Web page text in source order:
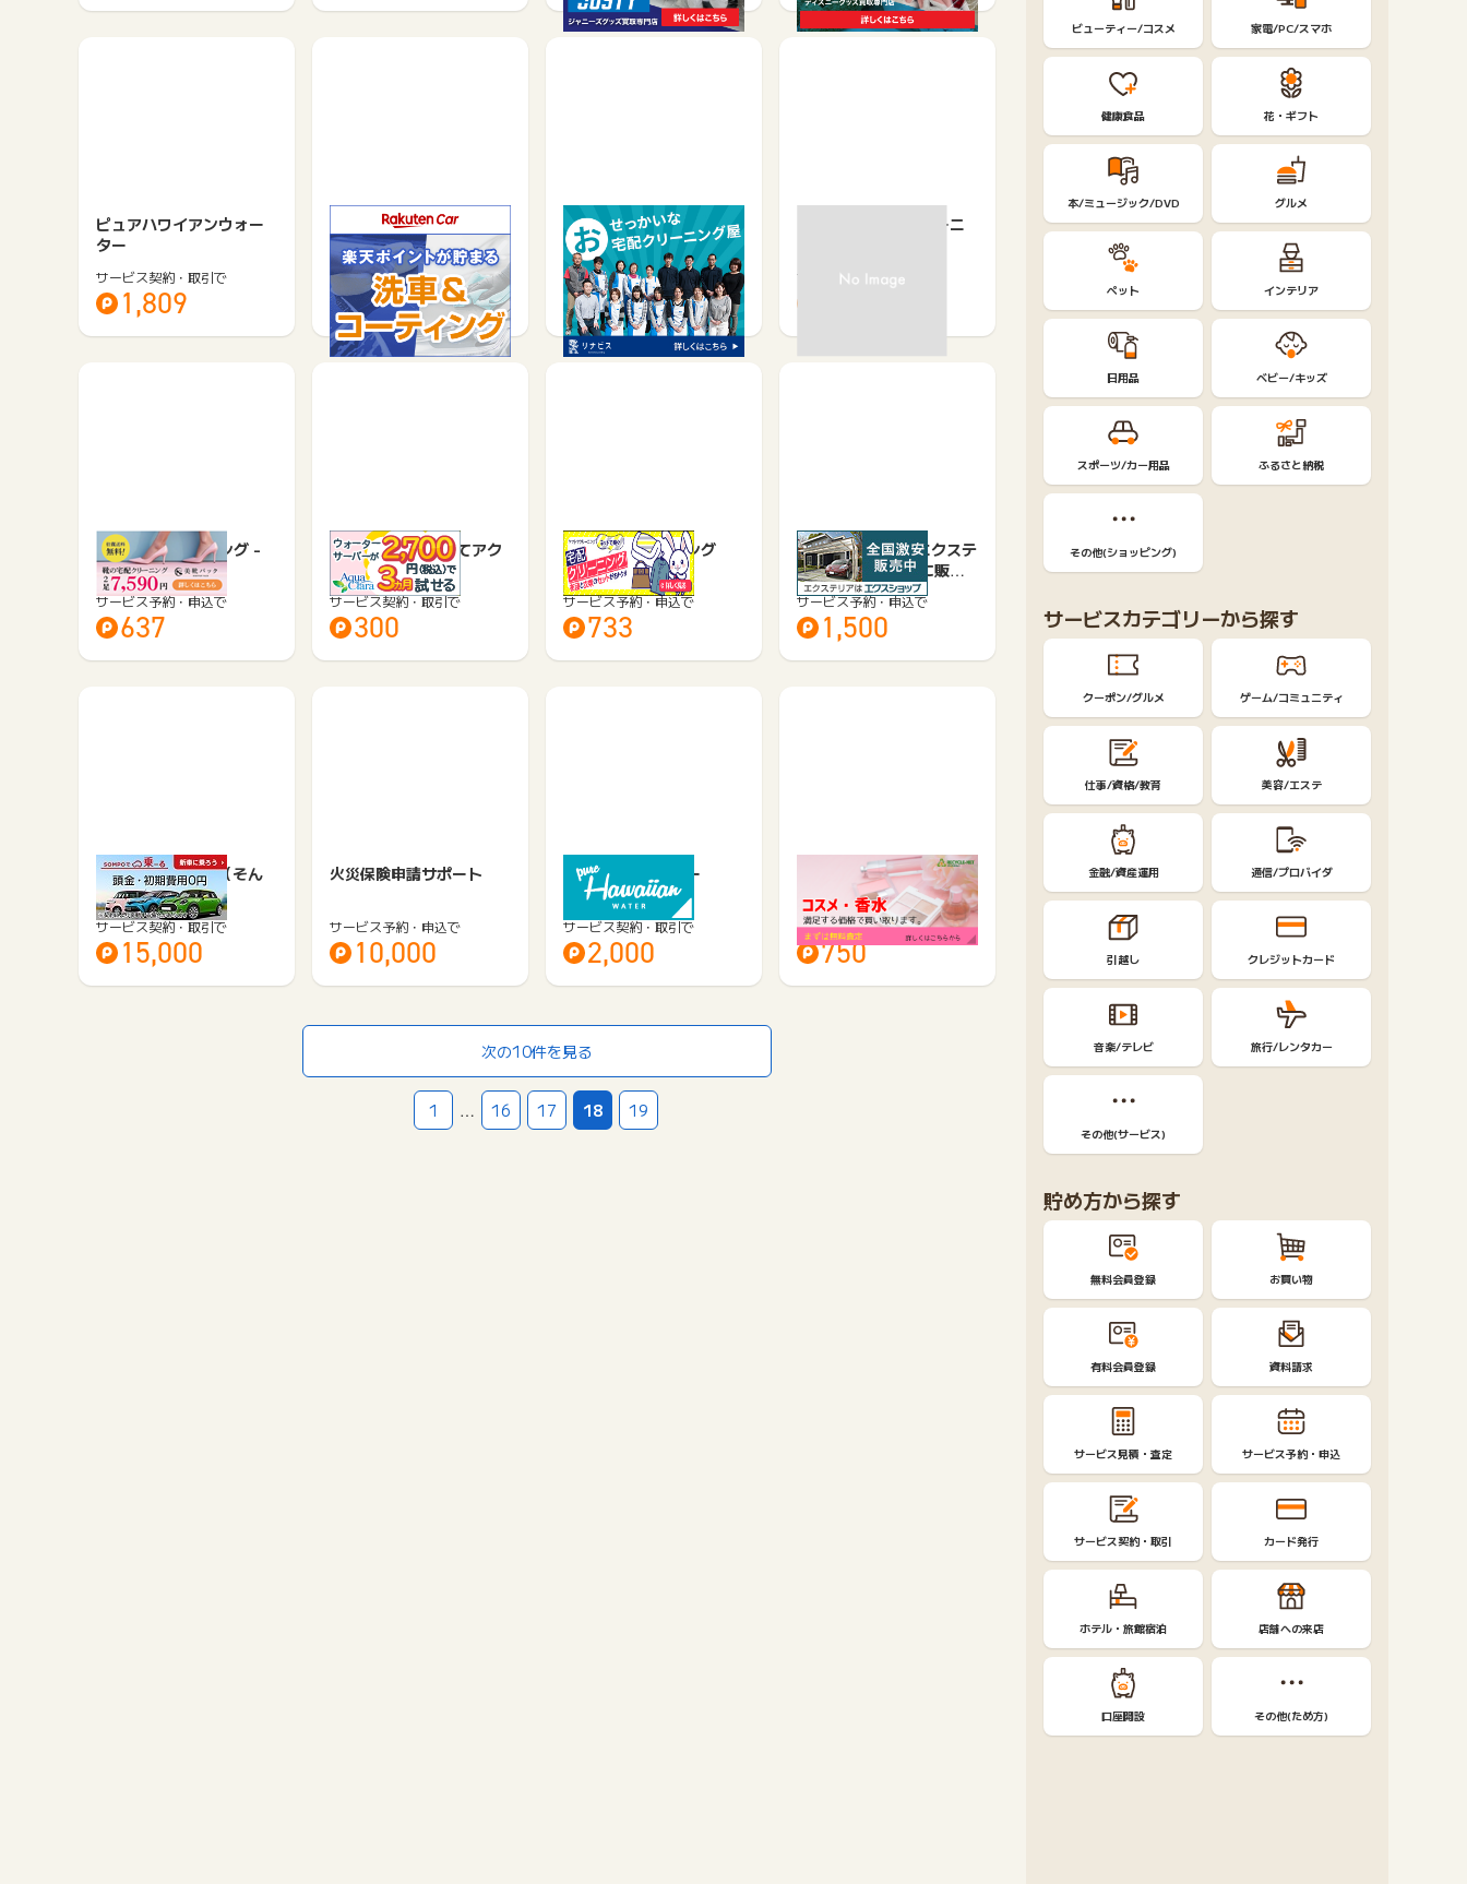
ピュアハワイアンウォー
ター
サービス契約・取引で
1,809
楽天Car洗車・コーティン
グ
サービス予約・申込で
185
【革】高品質な宅配クリ
ーニング／リナビス
サービス予約・申込で
915
宅配・宅配保管クリーニ
サービス予約・申込で
靴の宅配クリーニング -
美靴パック -
サービス予約・申込で
637
アクアクララ 子育てアク
アお試しプラン
サービス契約・取引で
300
ヤマトヤクリーニング
サービス予約・申込で
733
エクスショップ -エクステ
リアを激安で全国に販売
施…
サービス予約・申込で
1,500
SOMPOで乗ーる（そん
ぽでのーる）
サービス契約・取引で
15,000
火災保険申請サポート
サービス予約・申込で
10,000
トーエルウォーター
サービス契約・取引で
2,000
JUST BUY（コスメ・香
水・脱毛器・美顔器高額
買取）
サービス契約・取引で
750
次の10件を見る
1 … 16 17 18 19
ビューティー/コスメ 家電/PC/スマホ
健康食品 花・ギフト
本/ミュージック/DVD グルメ
ペット インテリア
日用品 ベビー/キッズ
スポーツ/カー用品 ふるさと納税
その他(ショッピング)
サービスカテゴリーから探す
クーポン/グルメ ゲーム/コミュニティ
仕事/資格/教育 美容/エステ
金融/資産運用 通信/プロバイダ
引越し クレジットカード
音楽/テレビ 旅行/レンタカー
その他(サービス)
貯め方から探す
無料会員登録 お買い物
有料会員登録 資料請求
サービス見積・査定 サービス予約・申込
サービス契約・取引 カード発行
ホテル・旅館宿泊 店舗への来店
口座開設 その他(ため方)